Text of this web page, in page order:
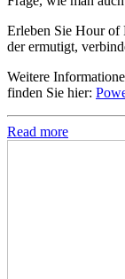
Erleben Sie Hour of
der ermutigt,
Weitere
finden Sie hier:
Read more